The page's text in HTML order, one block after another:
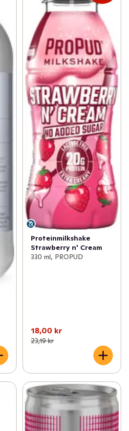
Proteinmilkshake
Strawberry n' Cream
330 ml, PROPUD
18,00 kr
23,19 kr